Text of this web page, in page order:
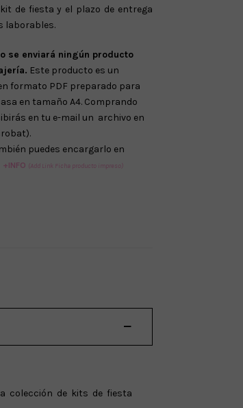
de fiesta y el plazo de entrega
laborables.
se enviará ningún producto
Este producto es un
formato PDF preparado para
en tamaño A4. Comprando
en tu e-mail un archivo en
puedes encargarlo en
+INFO (Add Link Ficha producto impreso)
colección de kits de fiesta